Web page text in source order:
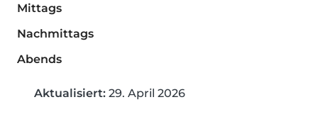
Mittags
Nachmittags
Abends
Aktualisiert: 29. April 2026